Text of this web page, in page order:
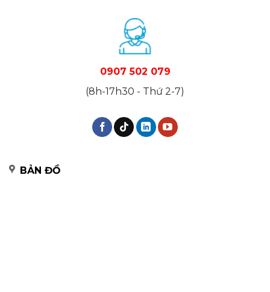
0907 502 079
(8h-17h30 - Thứ 2-7)
BẢN ĐỒ